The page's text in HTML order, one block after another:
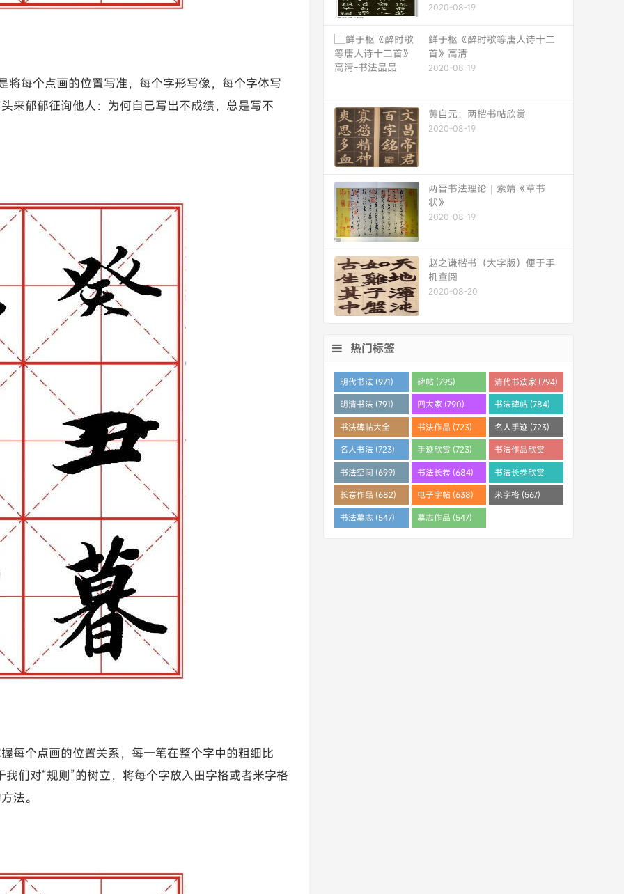
将每个点画的位置写准，每个字形写像，每个字体写
来郁郁征询他人：为何自己写出不成绩，总是写不
每个点画的位置关系，每一笔在整个字中的粗细比
们对“规则”的树立，将每个字放入田字格或者米字格
法。
2020-08-19
鲜于枢《醉时歌等唐人诗十二
首》高清
2020-08-19
黄自元：两楷书帖欣赏
2020-08-19
两晋书法理论｜索靖《草书
状》
2020-08-19
赵之谦楷书（大字版）便于手
机查阅
2020-08-20
热门标签
明代书法 (971) 碑帖 (795) 清代书法家 (794)
明清书法 (791) 四大家 (790) 书法碑帖 (784)
书法碑帖大全
(784)
书法作品 (723) 名人手迹 (723)
名人书法 (723) 手迹欣赏 (723)
书法作品欣赏
(710)
书法空间 (699) 书法长卷 (684)
书法长卷欣赏
(682)
长卷作品 (682) 电子字帖 (638) 米字格 (567)
书法墓志 (547) 墓志作品 (547)